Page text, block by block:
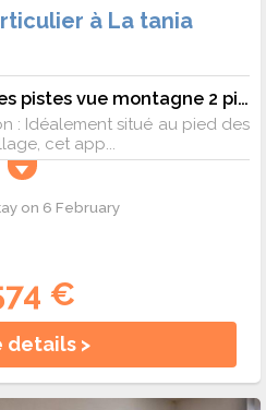
à La tania
Appartement au pied des pistes vue montagne 2 pièces 4 personnes - Sélection
: Idéalement situé au pied des
cet app...
on 6 February
€
details >